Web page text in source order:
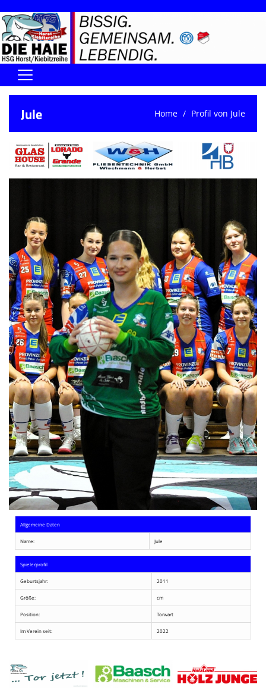
Home
DIE HAIE I Der Vorstand
Handball-Förderverein der Haie
Training & Termine
DIENSTE (SR/KG/VK)
Die SpecialHaie
Teams
Trainer
ALLE SPIELE
HAIE TV
NEWSLETTER
DIE HAIE I Intern
Partner
Jule Home Profil von Jule
Allgemeine Daten
Name: Jule
Spielerprofil
Geburtsjahr: 2011
Größe: cm
Position: Torwart
Im Verein seit: 2022